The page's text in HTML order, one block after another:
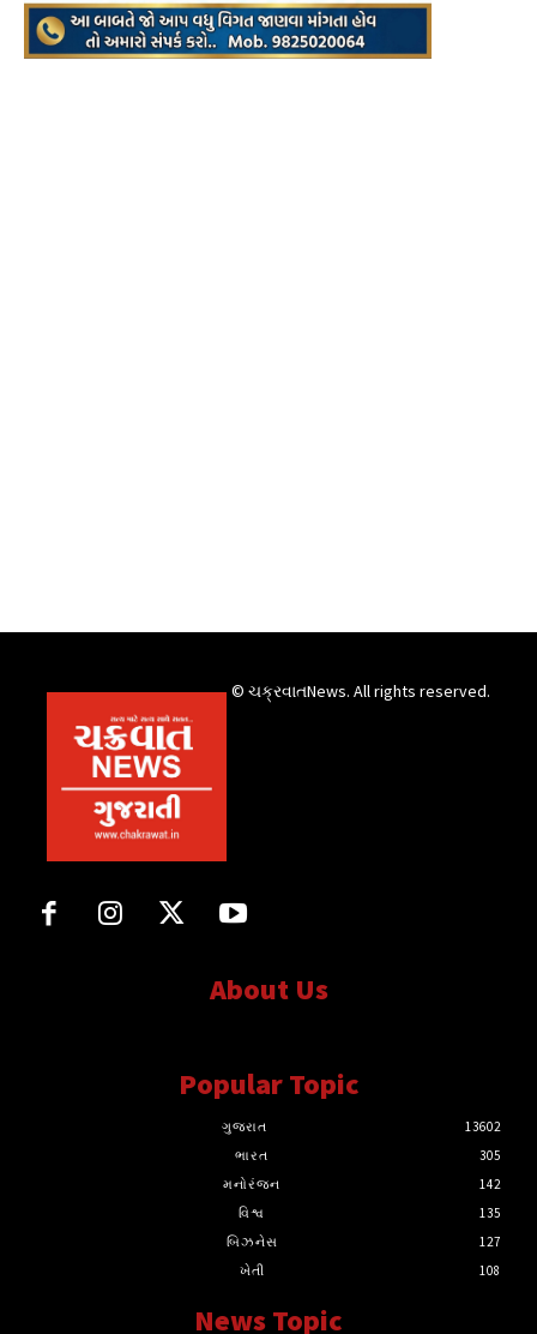
© ચક્રવાતNews. All rights reserved.
About Us
Popular Topic
ગુજરાત
13602
ભારત
305
મનોરંજન
142
વિશ્વ
135
બિઝનેસ
127
ખેતી
108
News Topic